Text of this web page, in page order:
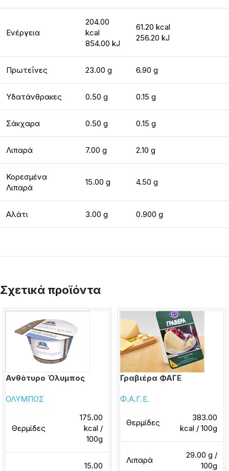
Ενέργεια
204.00
kcal
854.00 kJ
61.20 kcal
256.20 kJ
Πρωτεΐνες 23.00 g 6.90 g
Υδατάνθρακες 0.50 g 0.15 g
Σάκχαρα 0.50 g 0.15 g
Λιπαρά 7.00 g 2.10 g
Κορεσμένα
Λιπαρά
15.00 g 4.50 g
Αλάτι 3.00 g 0.900 g
Σχετικά προϊόντα
Ανθότυρο Όλυμπος
ΟΛΥΜΠΟΣ
Θερμίδες
175.00
kcal /
100g
15.00
Γραβιέρα ΦΑΓΕ
Φ.Α.Γ.Ε.
Θερμίδες
383.00
kcal / 100g
Λιπαρά
29.00 g /
100g